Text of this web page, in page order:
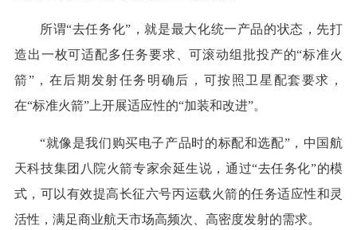
所谓“去任务化”，就是最大化统一产品的状态，先打
造出一枚可适配多任务要求、可滚动组批投产的“标准火
箭”，在后期发射任务明确后，可按照卫星配套要求，
在“标准火箭”上开展适应性的“加装和改进”。
“就像是我们购买电子产品时的标配和选配”，中国航
天科技集团八院火箭专家余延生说，通过“去任务化”的模
式，可以有效提高长征六号丙运载火箭的任务适应性和灵
活性，满足商业航天市场高频次、高密度发射的需求。